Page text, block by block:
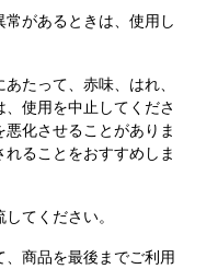
常があるときは、使用し
たって、赤味、はれ、
使用を中止してくださ
化させることがありま
ることをおすすめしま
てください。
、商品を最後までご利用